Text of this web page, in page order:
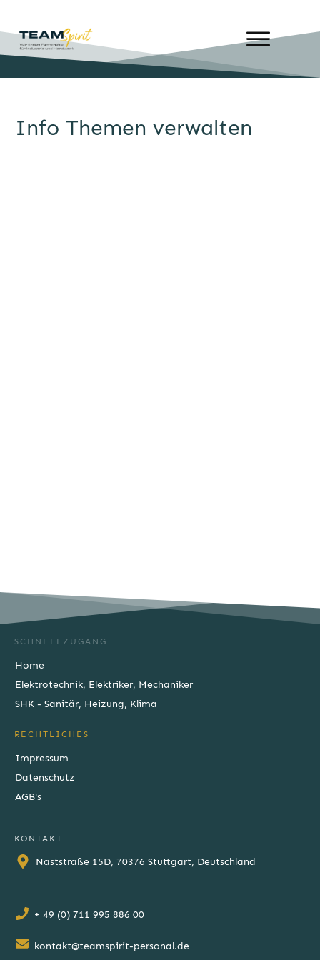
Info Themen verwalten
SCHNELLZUGANG
Home
Elektrotechnik, Elektriker, Mechaniker
SHK - Sanitär, Heizung, Klima
RECHTLICHES
Impressum
Datenschutz
AGB's
KONTAKT
Naststraße 15D, 70376 Stuttgart, Deutschland
+ 49 (0) 711 995 886 00
kontakt@teamspirit-personal.de